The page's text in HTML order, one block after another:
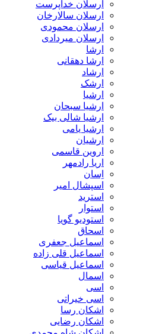
ارسلان خداپرست
ارسلان سالارخان
ارسلان محمودی
ارسلان میردادی
ارشا
ارشا دهقانی
ارشاد
ارشک
ارشیا
ارشیا سبحان
ارشیا شالی بیک
ارشیا یامی
ارشیان
اروین قاسمی
اریا رادمهر
اِسان
اسپشال امیر
استرید
استوار
استودیو گویا
اسحاق
اسماعیل جعفری
اسماعیل قلی زاده
اسماعیل قیاسی
اسمال
اسی
اسی خیراتی
اشکان رسا
اشکان رضایی